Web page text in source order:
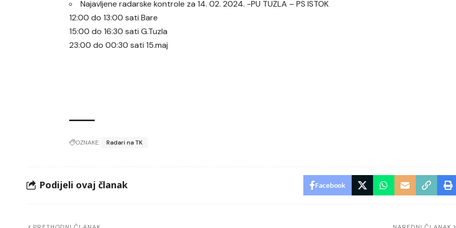
Najavljene radarske kontrole za 14. 02. 2024. -PU TUZLA – PS ISTOK
12:00 do 13:00 sati Bare
15:00 do 16:30 sati G.Tuzla
23:00 do 00:30 sati 15.maj
OZNAKE: Radari na TK
Podijeli ovaj članak Facebook